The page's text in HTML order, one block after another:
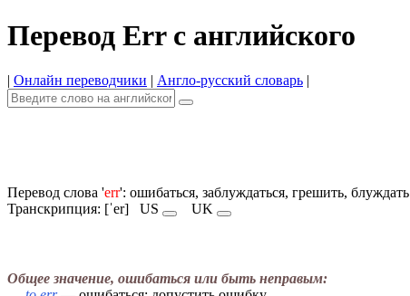
Перевод Err с английского
| Онлайн переводчики | Англо-русский словарь |
Перевод слова 'err': ошибаться, заблуждаться, грешить, блуждать
Транскрипция: [ˈer] US UK
Общее значение, ошибаться или быть неправым: